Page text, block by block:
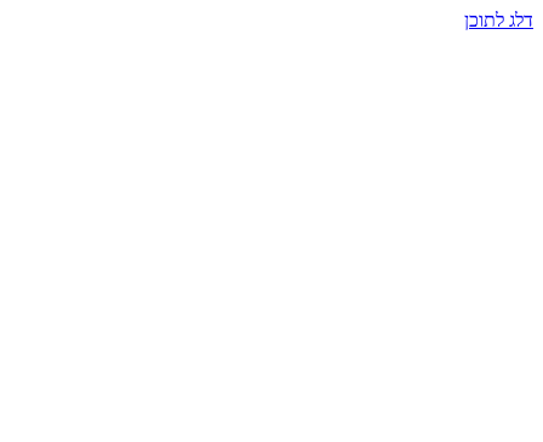
דלג לתוכן